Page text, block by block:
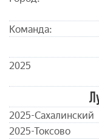
Команда:
2025
2025-Сахалинский
2025-Токсово